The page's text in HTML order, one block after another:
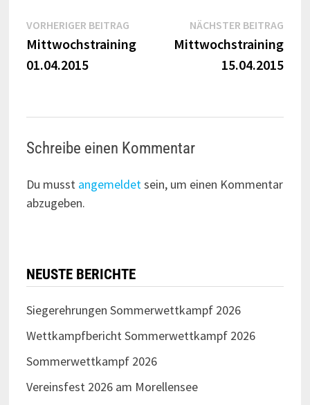
Beitragsnavigation
VORHERIGER BEITRAGVorheriger
Beitrag:
Mittwochstraining
01.04.2015
NÄCHSTER BEITRAG
Mittwochstraining
15.04.2015
Schreibe einen Kommentar
Du musst angemeldetsein, um einen Kommentar
abzugeben.
NEUSTE BERICHTE
Siegerehrungen Sommerwettkampf 2026
Wettkampfbericht Sommerwettkampf 2026
Sommerwettkampf 2026
Vereinsfest 2026 am Morellensee